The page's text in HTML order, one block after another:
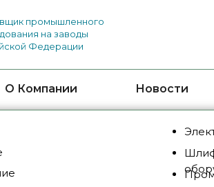
О Компании Новости
промышленного
на заводы
Федерации